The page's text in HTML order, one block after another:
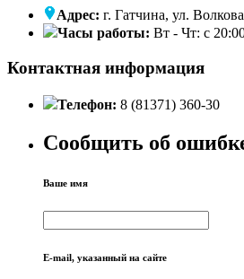
Адрес: г. Гатчина, ул.
Часы работы: Вт - Чт: с
Контактная информация
Телефон: 8 (81371) 360-30
Сообщить об
Ваше имя
E-mail, указанный на сайте